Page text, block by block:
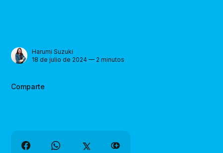
Harumi Suzuki
18 de julio de 2024 — 2 minutos
Comparte